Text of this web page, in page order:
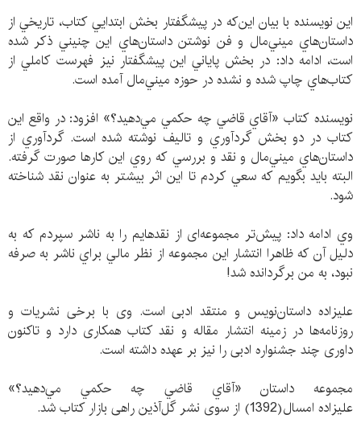
اين نويسنده با بيان اين‌كه در پيشگفتار بخش ابتدايي كتاب، تاريخي از
داستان‌هاي ميني‌مال و فن نوشتن داستان‌هاي اين چنيني ذكر شده
است، ادامه داد: در بخش پاياني اين پيشگفتار نيز فهرست كاملي از
كتاب‌هاي چاپ شده و نشده در حوزه ميني‌مال آمده است.
نويسنده كتاب «آقاي قاضي چه حكمي مي‌دهيد؟» افزود: در واقع اين
كتاب در دو بخش گردآوري و تاليف نوشته شده است. گردآوري از
داستان‌هاي ميني‌مال و نقد و بررسي كه روي اين كارها صورت گرفته.
البته بايد بگويم كه سعي كردم تا اين اثر بيشتر به عنوان نقد شناخته
شود.
وي ادامه داد: پيش‌تر مجموعه‌ای از نقدهایم را به ناشر سپردم كه به
دلیل آن که ظاهرا انتشار این مجموعه از نظر مالي براي ناشر به صرفه
نبود، به من برگردانده شد!
علیزاده داستان‌نویس و منتقد ادبی است. وی با برخی نشریات و
روزنامه‌ها در زمینه انتشار مقاله و نقد کتاب همکاری دارد و تاکنون
داوری چند جشنواره ادبی را نیز بر عهده داشته است.
مجموعه داستان «آقاي قاضي چه حكمي مي‌دهيد؟»
علیزاده امسال(1392) از سوی نشر گل‌‌آذین راهی بازار کتاب شد.